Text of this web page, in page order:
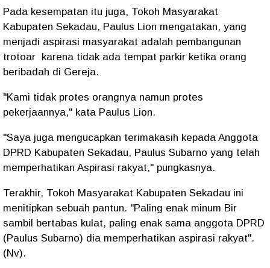
Pada kesempatan itu juga, Tokoh Masyarakat
Kabupaten Sekadau, Paulus Lion mengatakan, yang
menjadi aspirasi masyarakat adalah pembangunan
trotoar karena tidak ada tempat parkir ketika orang
beribadah di Gereja.
"Kami tidak protes orangnya namun protes
pekerjaannya," kata Paulus Lion.
"Saya juga mengucapkan terimakasih kepada Anggota
DPRD Kabupaten Sekadau, Paulus Subarno yang telah
memperhatikan Aspirasi rakyat," pungkasnya.
Terakhir, Tokoh Masyarakat Kabupaten Sekadau ini
menitipkan sebuah pantun. "Paling enak minum Bir
sambil bertabas kulat, paling enak sama anggota DPRD
(Paulus Subarno) dia memperhatikan aspirasi rakyat".
(Nv).